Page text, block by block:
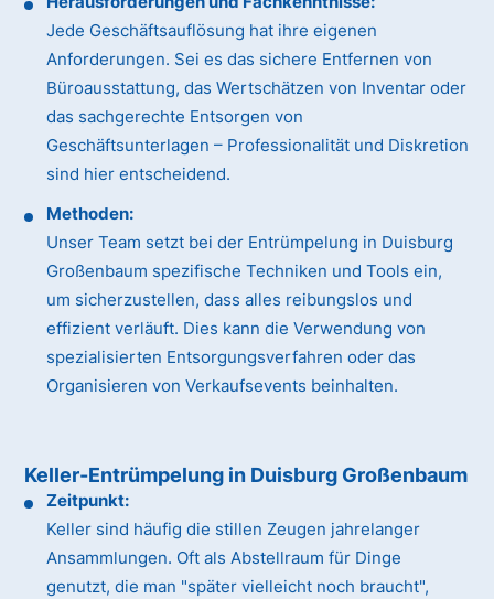
Jede Geschäftsauflösung hat ihre eigenen
Anforderungen. Sei es das sichere Entfernen von
Büroausstattung, das Wertschätzen von Inventar oder
das sachgerechte Entsorgen von
Geschäftsunterlagen – Professionalität und Diskretion
sind hier entscheidend.
Methoden:
Unser Team setzt bei der Entrümpelung in Duisburg
Großenbaum spezifische Techniken und Tools ein,
um sicherzustellen, dass alles reibungslos und
effizient verläuft. Dies kann die Verwendung von
spezialisierten Entsorgungsverfahren oder das
Organisieren von Verkaufsevents beinhalten.
Keller-Entrümpelung in Duisburg Großenbaum
Zeitpunkt:
Keller sind häufig die stillen Zeugen jahrelanger
Ansammlungen. Oft als Abstellraum für Dinge
genutzt, die man "später vielleicht noch braucht",